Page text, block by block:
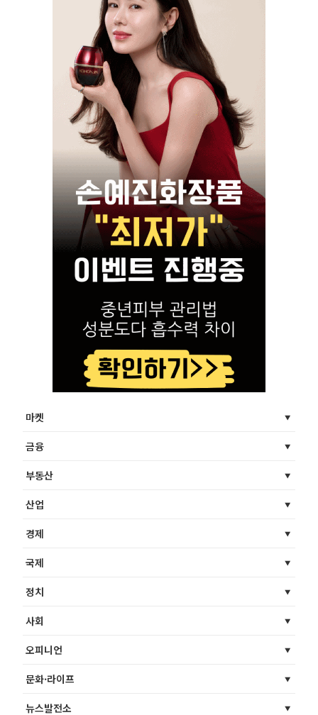
마켓
금융
부동산
산업
경제
국제
정치
사회
오피니언
문화·라이프
뉴스발전소